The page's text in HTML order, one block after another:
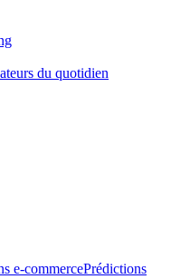
du quotidien
e-commercePrédictions